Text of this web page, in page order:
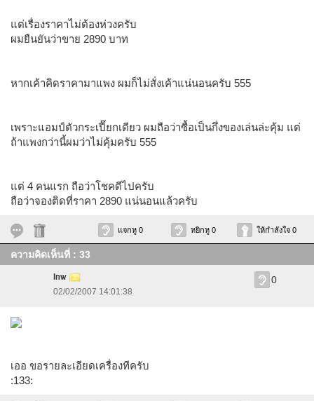
แต่เรื่องราคาไม่ต้องห่วงครับ
ผมยืนยันว่าขาย 2890 บาท
หากเค้าคิดราคามาแพง ผมก็ไม่สั่งเค้าแน่นอนครับ 555
เพราะแอมป์ตัวกระเปี๊ยกเดียว ผมถือว่าซื้อเป็นกึ่งของเล่นล่ะคุ้ม แต่
ถ้าแพงกว่านี้ผมว่าไม่คุ้มครับ 555
แต่ 4 คนแรก ถือว่าโชคดีไปครับ
ถือว่าจองติดที่ราคา 2890 แน่นอนแล้วครับ
แจกหู 0 หยิกหู 0 ให้กำลังใจ 0
ความคิดเห็นที่ : 33
Inw
02/02/2007 14:01:38
0
เออ ขอรายละเอียดเครื่องทีครับ
:133: